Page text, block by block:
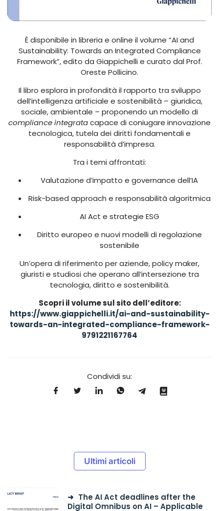
È disponibile in libreria e online il volume “AI and
Sustainability: Towards an Integrated Compliance
Framework”, edito da Giappichelli e curato dal Prof.
Oreste Pollicino.
Il libro esplora in profondità il rapporto tra sviluppo
dell’intelligenza artificiale e sostenibilità – giuridica,
sociale, ambientale – proponendo un modello di
compliance integratacapace di coniugare innovazione
tecnologica, tutela dei diritti fondamentali e
responsabilità d’impresa.
Tra i temi affrontati:
Valutazione d’impatto e governance dell’IA
Risk-based approach e responsabilità algoritmica
AI Act e strategie ESG
Diritto europeo e nuovi modelli di regolazione
sostenibile
Un’opera di riferimento per aziende, policy maker,
giuristi e studiosi che operano all’intersezione tra
tecnologia, diritto e sostenibilità.
Scopri il volume sul sito dell’editore:
https://www.giappichelli.it/ai-and-sustainability-
towards-an-integrated-compliance-framework-
9791221167764
Condividi su:
Ultimi articoli
The AI Act deadlines after the
Digital Omnibus on AI – Applicable